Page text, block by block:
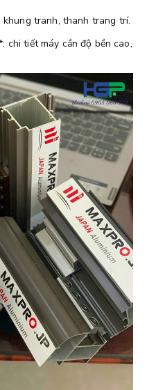
tranh, thanh trang trí.
chi tiết máy cần độ bền cao,